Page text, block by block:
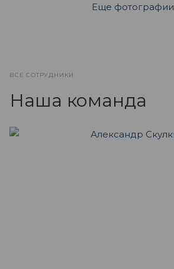
Еще фотографии
ВСЕ СОТРУДНИКИ
Наша команда